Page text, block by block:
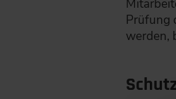
Prüfung
werden,